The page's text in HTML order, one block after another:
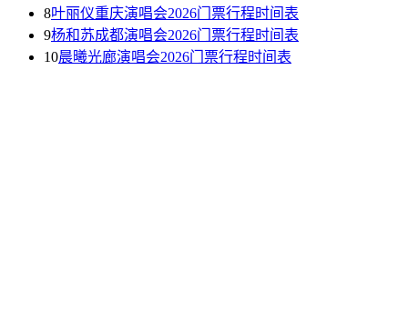
8叶丽仪重庆演唱会2026门票行程时间表
9杨和苏成都演唱会2026门票行程时间表
10晨曦光廊演唱会2026门票行程时间表